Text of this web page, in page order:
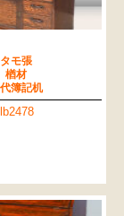
タモ張
楢材
簿記机